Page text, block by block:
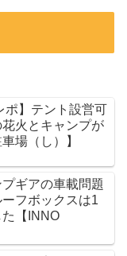
ポ】テント設営可
火とキャンプが
場（し）】
プギアの車載問題
フボックスは1
【INNO